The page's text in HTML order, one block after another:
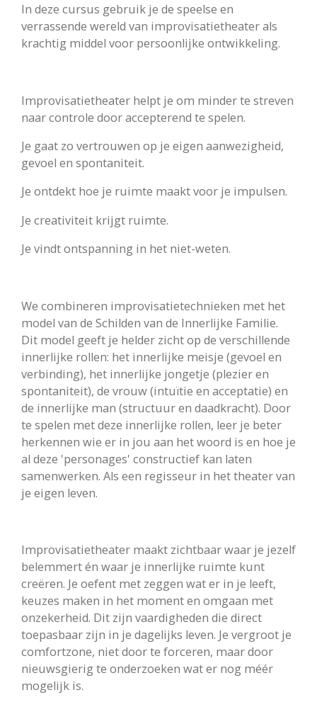
In deze cursus gebruik je de speelse en
verrassende wereld van improvisatietheater als
krachtig middel voor persoonlijke ontwikkeling.
Improvisatietheater helpt je om minder te streven
naar controle door accepterend te spelen.
Je gaat zo vertrouwen op je eigen aanwezigheid,
gevoel en spontaniteit.
Je ontdekt hoe je ruimte maakt voor je impulsen.
Je creativiteit krijgt ruimte.
Je vindt ontspanning in het niet-weten.
We combineren improvisatietechnieken met het
model van de Schilden van de Innerlijke Familie.
Dit model geeft je helder zicht op de verschillende
innerlijke rollen: het innerlijke meisje (gevoel en
verbinding), het innerlijke jongetje (plezier en
spontaniteit), de vrouw (intuïtie en acceptatie) en
de innerlijke man (structuur en daadkracht). Door
te spelen met deze innerlijke rollen, leer je beter
herkennen wie er in jou aan het woord is en hoe je
al deze 'personages' constructief kan laten
samenwerken. Als een regisseur in het theater van
je eigen leven.
Improvisatietheater maakt zichtbaar waar je jezelf
belemmert én waar je innerlijke ruimte kunt
creëren. Je oefent met zeggen wat er in je leeft,
keuzes maken in het moment en omgaan met
onzekerheid. Dit zijn vaardigheden die direct
toepasbaar zijn in je dagelijks leven. Je vergroot je
comfortzone, niet door te forceren, maar door
nieuwsgierig te onderzoeken wat er nog méér
mogelijk is.